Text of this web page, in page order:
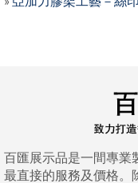
百匯展示品是一間專業
最直接的服務及價格。